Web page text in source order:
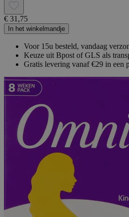
€ 31,75
In het winkelmandje
Voor 15u besteld, vandaag
Keuze uit Bpost of GLS als
Gratis levering vanaf €29 in een